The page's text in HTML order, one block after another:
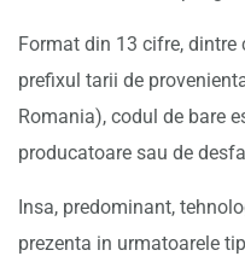
Format din 13 cifre, dintre
prefixul tarii de
Romania), codul de bare
producatoare sau de
Insa, predominant,
prezenta in urmatoarele